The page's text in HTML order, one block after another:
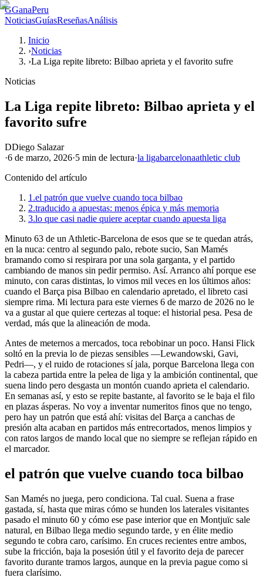
GGanaPeru
NoticiasGuíasReseñasAnálisis
Inicio
›Noticias
›La Liga repite libreto: Bilbao aprieta y el favorito sufre
Noticias
La Liga repite libreto: Bilbao aprieta y el
favorito sufre
DDiego Salazar
·6 de marzo, 2026·5 min de lectura·la ligabarcelonaathletic club
Contenido del artículo
1.el patrón que vuelve cuando toca bilbao
2.traducido a apuestas: menos épica y más memoria
3.lo que casi nadie quiere aceptar cuando apuesta liga
Minuto 63 de un Athletic-Barcelona de esos que se te quedan atrás,
en la nuca: centro al segundo palo, rebote sucio, San Mamés
bramando como si respirara por una sola garganta, y el partido
cambiando de manos sin pedir permiso. Así. Arranco ahí porque ese
minuto, con caras distintas, lo vimos mil veces en los últimos años:
cuando el Barça pisa Bilbao en calendario apretado, el libreto casi
siempre rima. Mi lectura para este viernes 6 de marzo de 2026 no le
va a gustar al que quiere certezas al toque: el historial pesa. Pesa de
verdad, más que la alineación de moda.
Antes de meternos a mercados, toca rebobinar un poco. Hansi Flick
soltó en la previa lo de piezas sensibles —Lewandowski, Gavi,
Pedri—, y el ruido de rotaciones sí jala, porque Barcelona llega con
la cabeza partida entre la pelea de liga y la ambición continental, que
suena lindo pero desgasta un montón cuando aprieta el calendario.
En semanas así, y esto se repite bastante, al favorito se le baja el filo
en plazas ásperas. No voy a inventar numeritos finos que no tengo,
pero hay un patrón que está ahí: visitas del Barça a canchas de
presión alta acaban en partidos más entrecortados, menos limpios y
con ratos largos de mando local que no siempre se reflejan rápido en
el marcador.
el patrón que vuelve cuando toca bilbao
San Mamés no juega, pero condiciona. Tal cual. Suena a frase
gastada, sí, hasta que miras cómo se hunden los laterales visitantes
pasado el minuto 60 y cómo ese pase interior que en Montjuïc sale
natural, en Bilbao llega medio segundo tarde, y en élite medio
segundo te cobra caro, carísimo. En cruces recientes entre ambos,
sube la fricción, baja la posesión útil y el favorito deja de parecer
favorito durante tramos largos, aunque en la previa pague como si
fuera clarísimo.